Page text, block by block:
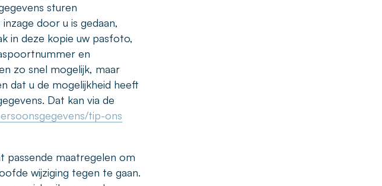
sturen
door u is gedaan,
in deze kopie uw pasfoto,
en
zo snel mogelijk, maar
dat u de mogelijkheid heeft
Dat kan via de
tip-ons
passende maatregelen om
wijziging tegen te gaan.